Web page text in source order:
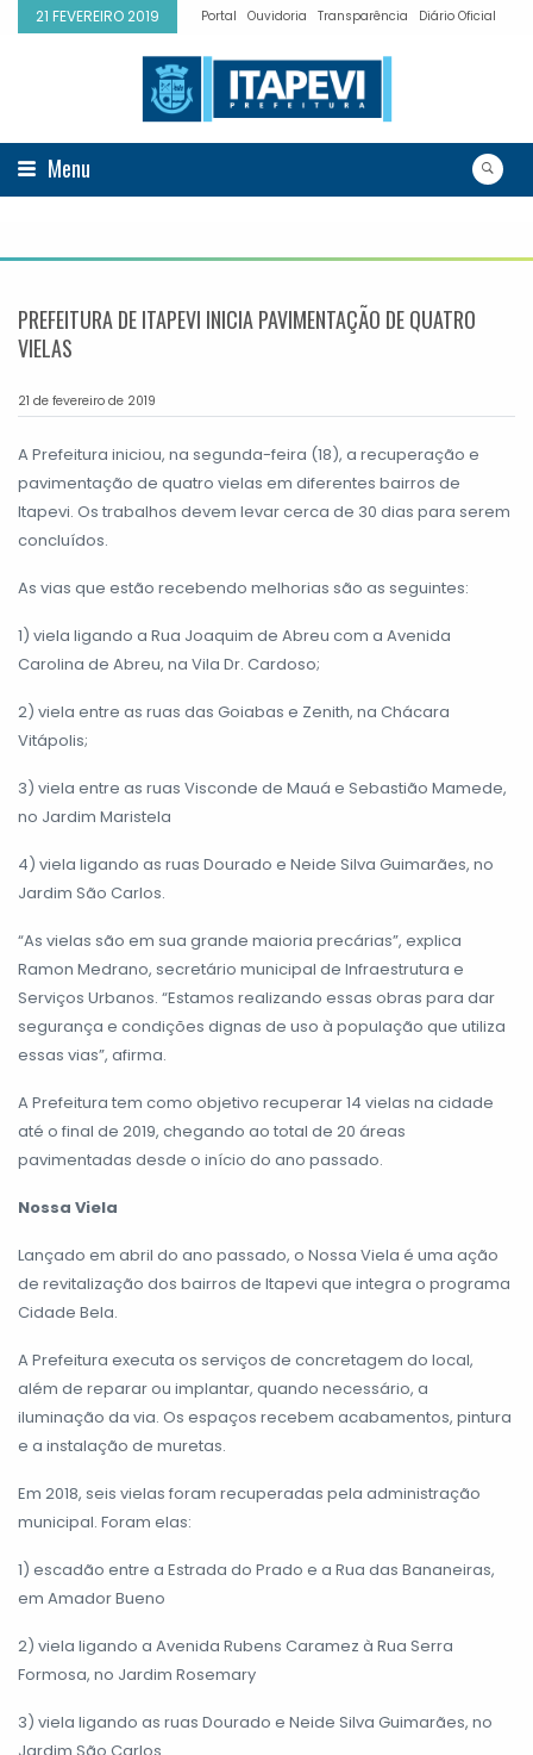
21 FEVEREIRO 2019 Portal Ouvidoria Transparência Diário Oficial
Menu
PREFEITURA DE ITAPEVI INICIA PAVIMENTAÇÃO DE QUATRO
VIELAS
21 de fevereiro de 2019
A Prefeitura iniciou, na segunda-feira (18), a recuperação e
pavimentação de quatro vielas em diferentes bairros de
Itapevi. Os trabalhos devem levar cerca de 30 dias para serem
concluídos.
As vias que estão recebendo melhorias são as seguintes:
1) viela ligando a Rua Joaquim de Abreu com a Avenida
Carolina de Abreu, na Vila Dr. Cardoso;
2) viela entre as ruas das Goiabas e Zenith, na Chácara
Vitápolis;
3) viela entre as ruas Visconde de Mauá e Sebastião Mamede,
no Jardim Maristela
4) viela ligando as ruas Dourado e Neide Silva Guimarães, no
Jardim São Carlos.
“As vielas são em sua grande maioria precárias”, explica
Ramon Medrano, secretário municipal de Infraestrutura e
Serviços Urbanos. “Estamos realizando essas obras para dar
segurança e condições dignas de uso à população que utiliza
essas vias”, afirma.
A Prefeitura tem como objetivo recuperar 14 vielas na cidade
até o final de 2019, chegando ao total de 20 áreas
pavimentadas desde o início do ano passado.
Nossa Viela
Lançado em abril do ano passado, o Nossa Viela é uma ação
de revitalização dos bairros de Itapevi que integra o programa
Cidade Bela.
A Prefeitura executa os serviços de concretagem do local,
além de reparar ou implantar, quando necessário, a
iluminação da via. Os espaços recebem acabamentos, pintura
e a instalação de muretas.
Em 2018, seis vielas foram recuperadas pela administração
municipal. Foram elas:
1) escadão entre a Estrada do Prado e a Rua das Bananeiras,
em Amador Bueno
2) viela ligando a Avenida Rubens Caramez à Rua Serra
Formosa, no Jardim Rosemary
3) viela ligando as ruas Dourado e Neide Silva Guimarães, no